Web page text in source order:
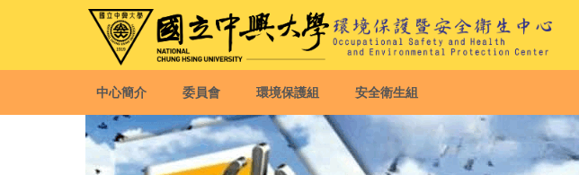
中心簡介 委員會 環境保護組 安全衛生組